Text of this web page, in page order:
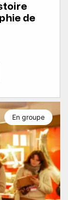
de
En groupe